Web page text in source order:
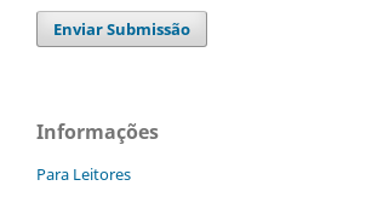
Enviar Submissão
Informações
Para Leitores